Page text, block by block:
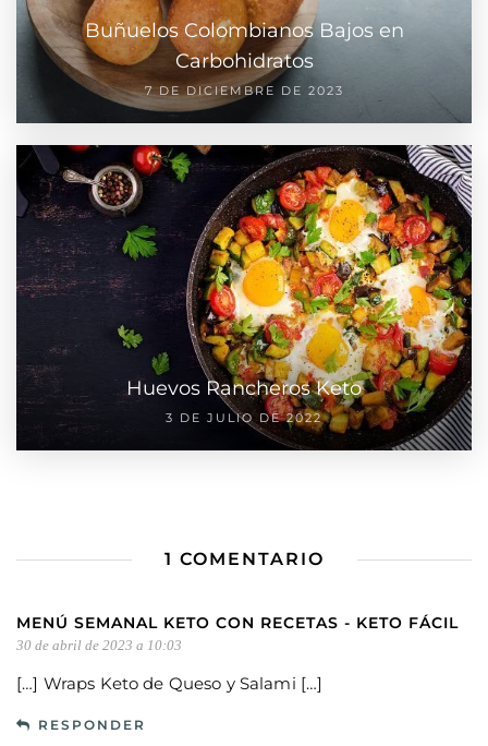
Buñuelos Colombianos Bajos en
Carbohidratos
7 DE DICIEMBRE DE 2023
Huevos Rancheros Keto
3 DE JULIO DE 2022
1 COMENTARIO
MENÚ SEMANAL KETO CON RECETAS - KETO FÁCIL
30 de abril de 2023 a 10:03
[…] Wraps Keto de Queso y Salami […]
RESPONDER